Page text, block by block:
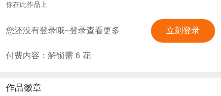
尽起—— 是与他年少缺憾，今生圆满，共守
江山—— 是与他爱恨难清，前生相欠，今世
相见—— 是与他恨为爱极，极致纠葛，诱君
果相应！ 大梦起，清醒落。 浮华几重渡，
你在此作品上
您还没有登录哦~登录查看更多 立刻登录
付费内容：解锁需 6花
作品徽章